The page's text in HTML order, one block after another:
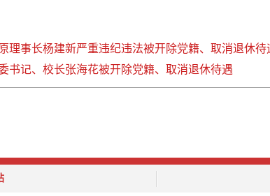
理事长杨建新严重违纪违法被开除党籍、取消退休待
书记、校长张海花被开除党籍、取消退休待遇